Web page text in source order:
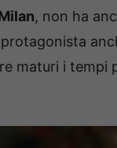
, non ha
maturi i tempi